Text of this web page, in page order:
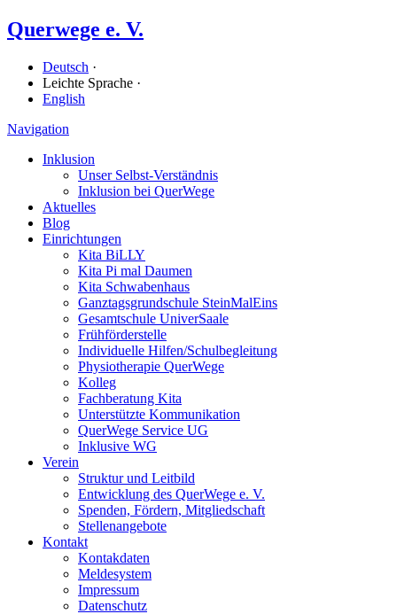
Querwege e. V.
Deutsch ·
Leichte Sprache ·
English
Navigation
Inklusion
Unser Selbst-Verständnis
Inklusion bei QuerWege
Aktuelles
Blog
Einrichtungen
Kita BiLLY
Kita Pi mal Daumen
Kita Schwabenhaus
Ganz­tags­grund­schule SteinMalEins
Gesamtschule UniverSaale
Früh­förder­stelle
Individuelle Hilfen/​Schulbegleitung
Physiotherapie QuerWege
Kolleg
Fachberatung Kita
Unterstützte Kommunikation
QuerWege Service UG
Inklusive WG
Verein
Struktur und Leitbild
Entwicklung des QuerWege e. V.
Spenden, Fördern, Mitgliedschaft
Stellenangebote
Kontakt
Kontakdaten
Meldesystem
Impressum
Datenschutz